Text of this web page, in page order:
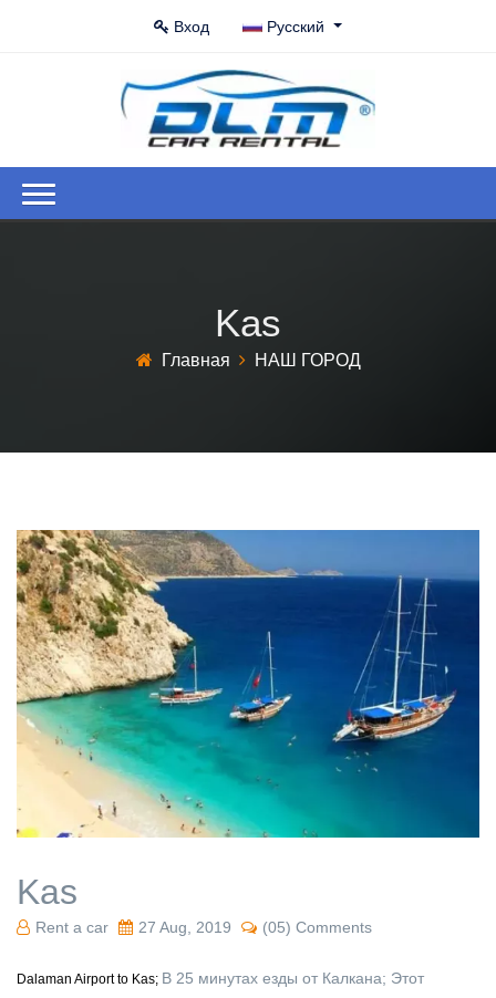
Вход Русский
Kas
Главная НАШ ГОРОД
Kas
Rent a car 27 Aug, 2019 (05) Comments
Dalaman Airport to Kas; В 25 минутах езды от Калкана; Этот